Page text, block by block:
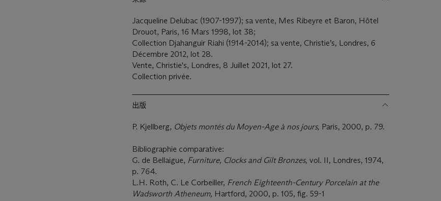
Jacqueline Delubac (1907-1997); sa vente, Mes Ribeyre et Baron, Hôtel
Drouot, Paris, 16 Mars 1998, lot 38;
Collection Djahanguir Riahi (1914-2014); sa vente, Christie’s, Londres, 6
Décembre 2012, lot 28.
Vente, Christie's, Londres, 8 Juillet 2021, lot 27.
Collection privée.
出版
P. Kjellberg, Objets montés du Moyen-Age à nos jours, Paris, 2000, p. 79.
Bibliographie comparative:
G. de Bellaigue, Furniture, Clocks and Gilt Bronzes, vol. II, Londres, 1974,
p. 764.
L.H. Roth, C. Le Corbeiller, French Eighteenth-Century Porcelain at the
Wadsworth Atheneum, Hartford, 2000, p. 105, fig. 59-1